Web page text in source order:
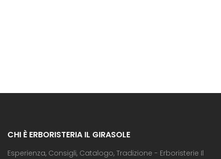
CHI È ERBORISTERIA IL GIRASOLE
Esperienza, Consigli, Catalogo, Tradizione - Erboristerie Il